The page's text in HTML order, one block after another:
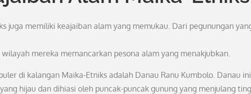
juga memiliki keajaiban alam yang memukau. Dari pegunungan
mereka memancarkan pesona alam yang menakjubkan.
di kalangan Maika-Etniks adalah Danau Ranu Kumbolo. Danau ini
hijau dan dihiasi oleh puncak-puncak gunung yang menjulang